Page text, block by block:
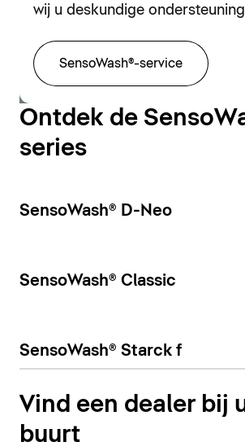
wij u deskundige
SensoWash®-service
Ontdek de
series
SensoWash® D-Neo
SensoWash® Classic
SensoWash® Starck f
Vind een dealer bij
buurt